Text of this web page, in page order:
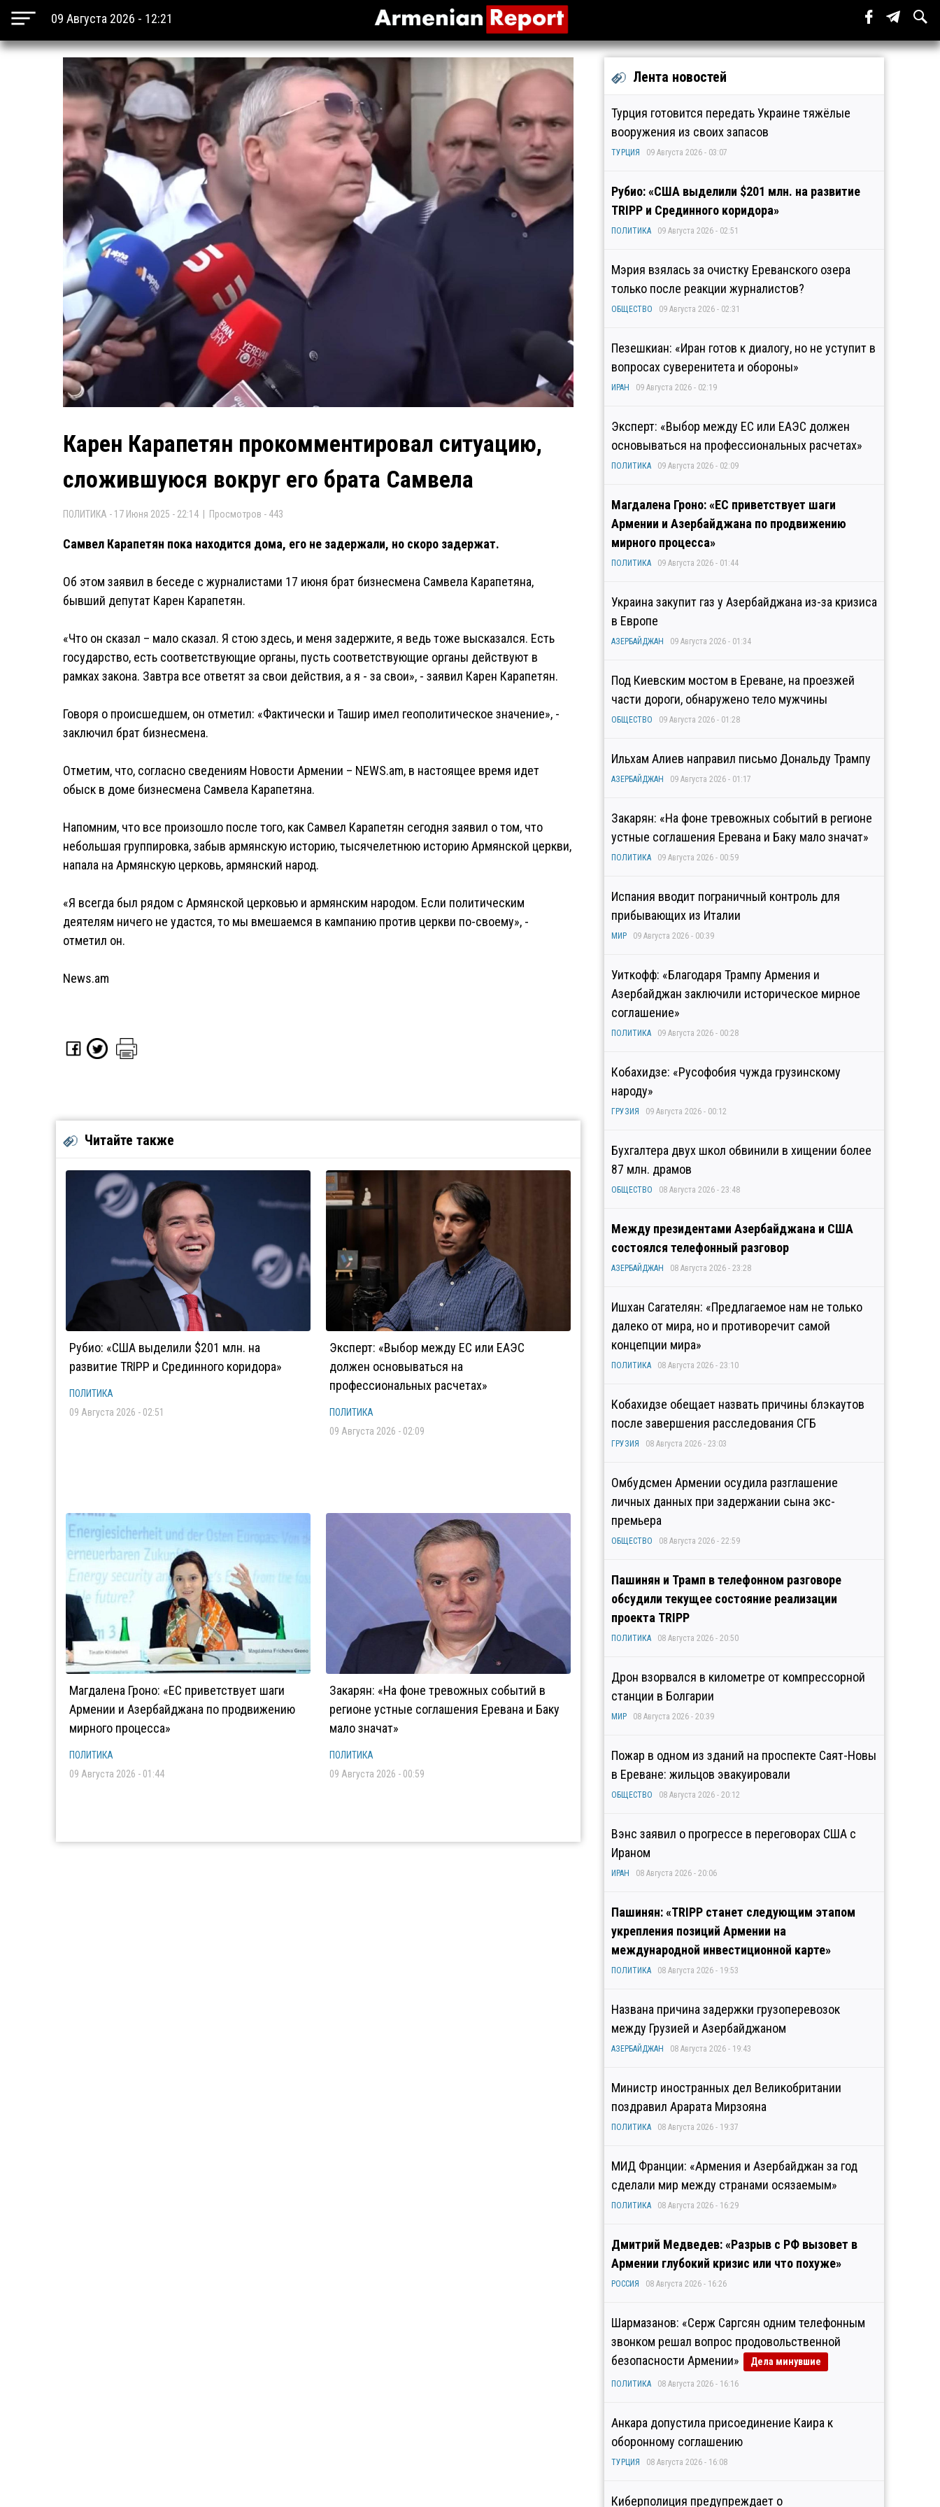
09 Августа 2026 - 12:21
Карен Карапетян прокомментировал ситуацию,
сложившуюся вокруг его брата Самвела
ПОЛИТИКА - 17 Июня 2025 - 22:14 | Просмотров - 443
Самвел Карапетян пока находится дома, его не задержали, но скоро задержат.
Об этом заявил в беседе с журналистами 17 июня брат бизнесмена Самвела Карапетяна,
бывший депутат Карен Карапетян.
«Что он сказал – мало сказал. Я стою здесь, и меня задержите, я ведь тоже высказался. Есть
государство, есть соответствующие органы, пусть соответствующие органы действуют в
рамках закона. Завтра все ответят за свои действия, а я - за свои», - заявил Карен Карапетян.
Говоря о происшедшем, он отметил: «Фактически и Ташир имел геополитическое значение», -
заключил брат бизнесмена.
Отметим, что, согласно сведениям Новости Армении – NEWS.am, в настоящее время идет
обыск в доме бизнесмена Самвела Карапетяна.
Напомним, что все произошло после того, как Самвел Карапетян сегодня заявил о том, что
небольшая группировка, забыв армянскую историю, тысячелетнюю историю Армянской церкви,
напала на Армянскую церковь, армянский народ.
«Я всегда был рядом с Армянской церковью и армянским народом. Если политическим
деятелям ничего не удастся, то мы вмешаемся в кампанию против церкви по-своему», -
отметил он.
News.am
Читайте также
Рубио: «США выделили $201 млн. на
развитие TRIPP и Срединного коридора»
ПОЛИТИКА
09 Августа 2026 - 02:51
Эксперт: «Выбор между ЕС или ЕАЭС
должен основываться на
профессиональных расчетах»
ПОЛИТИКА
09 Августа 2026 - 02:09
Магдалена Гроно: «ЕС приветствует шаги
Армении и Азербайджана по продвижению
мирного процесса»
ПОЛИТИКА
09 Августа 2026 - 01:44
Закарян: «На фоне тревожных событий в
регионе устные соглашения Еревана и Баку
мало значат»
ПОЛИТИКА
09 Августа 2026 - 00:59
Лента новостей
Турция готовится передать Украине тяжёлые
вооружения из своих запасов
ТУРЦИЯ 09 Августа 2026 - 03:07
Рубио: «США выделили $201 млн. на развитие
TRIPP и Срединного коридора»
ПОЛИТИКА 09 Августа 2026 - 02:51
Мэрия взялась за очистку Ереванского озера
только после реакции журналистов?
ОБЩЕСТВО 09 Августа 2026 - 02:31
Пезешкиан: «Иран готов к диалогу, но не уступит в
вопросах суверенитета и обороны»
ИРАН 09 Августа 2026 - 02:19
Эксперт: «Выбор между ЕС или ЕАЭС должен
основываться на профессиональных расчетах»
ПОЛИТИКА 09 Августа 2026 - 02:09
Магдалена Гроно: «ЕС приветствует шаги
Армении и Азербайджана по продвижению
мирного процесса»
ПОЛИТИКА 09 Августа 2026 - 01:44
Украина закупит газ у Азербайджана из-за кризиса
в Европе
АЗЕРБАЙДЖАН 09 Августа 2026 - 01:34
Под Киевским мостом в Ереване, на проезжей
части дороги, обнаружено тело мужчины
ОБЩЕСТВО 09 Августа 2026 - 01:28
Ильхам Алиев направил письмо Дональду Трампу
АЗЕРБАЙДЖАН 09 Августа 2026 - 01:17
Закарян: «На фоне тревожных событий в регионе
устные соглашения Еревана и Баку мало значат»
ПОЛИТИКА 09 Августа 2026 - 00:59
Испания вводит пограничный контроль для
прибывающих из Италии
МИР 09 Августа 2026 - 00:39
Уиткофф: «Благодаря Трампу Армения и
Азербайджан заключили историческое мирное
соглашение»
ПОЛИТИКА 09 Августа 2026 - 00:28
Кобахидзе: «Русофобия чужда грузинскому
народу»
ГРУЗИЯ 09 Августа 2026 - 00:12
Бухгалтера двух школ обвинили в хищении более
87 млн. драмов
ОБЩЕСТВО 08 Августа 2026 - 23:48
Между президентами Азербайджана и США
состоялся телефонный разговор
АЗЕРБАЙДЖАН 08 Августа 2026 - 23:28
Ишхан Сагателян: «Предлагаемое нам не только
далеко от мира, но и противоречит самой
концепции мира»
ПОЛИТИКА 08 Августа 2026 - 23:10
Кобахидзе обещает назвать причины блэкаутов
после завершения расследования СГБ
ГРУЗИЯ 08 Августа 2026 - 23:03
Омбудсмен Армении осудила разглашение
личных данных при задержании сына экс-
премьера
ОБЩЕСТВО 08 Августа 2026 - 22:59
Пашинян и Трамп в телефонном разговоре
обсудили текущее состояние реализации
проекта TRIPP
ПОЛИТИКА 08 Августа 2026 - 20:50
Дрон взорвался в километре от компрессорной
станции в Болгарии
МИР 08 Августа 2026 - 20:39
Пожар в одном из зданий на проспекте Саят-Новы
в Ереване: жильцов эвакуировали
ОБЩЕСТВО 08 Августа 2026 - 20:12
Вэнс заявил о прогрессе в переговорах США с
Ираном
ИРАН 08 Августа 2026 - 20:06
Пашинян: «TRIPP станет следующим этапом
укрепления позиций Армении на
международной инвестиционной карте»
ПОЛИТИКА 08 Августа 2026 - 19:53
Названа причина задержки грузоперевозок
между Грузией и Азербайджаном
АЗЕРБАЙДЖАН 08 Августа 2026 - 19:43
Министр иностранных дел Великобритании
поздравил Арарата Мирзояна
ПОЛИТИКА 08 Августа 2026 - 19:37
МИД Франции: «Армения и Азербайджан за год
сделали мир между странами осязаемым»
ПОЛИТИКА 08 Августа 2026 - 16:29
Дмитрий Медведев: «Разрыв с РФ вызовет в
Армении глубокий кризис или что похуже»
РОССИЯ 08 Августа 2026 - 16:26
Шармазанов: «Серж Саргсян одним телефонным
звонком решал вопрос продовольственной
безопасности Армении»
Дела минувшие
ПОЛИТИКА 08 Августа 2026 - 16:16
Анкара допустила присоединение Каира к
оборонному соглашению
ТУРЦИЯ 08 Августа 2026 - 16:08
Киберполиция предупреждает о